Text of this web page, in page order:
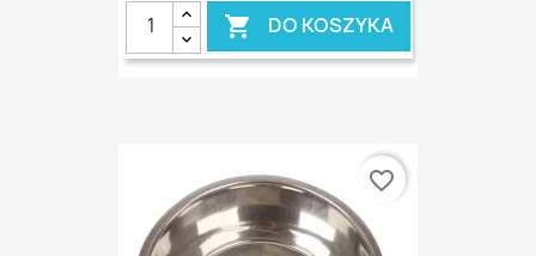
 DO KOSZYKA
favorite_border